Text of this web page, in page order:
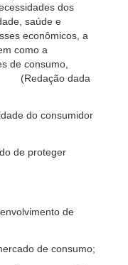
dos
saúde e
econômicos, a
como a
de consumo,
(Redação dada
do consumidor
de proteger
de
de consumo;